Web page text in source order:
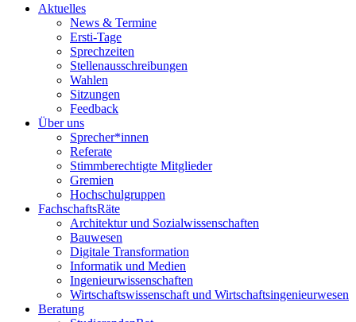
Aktuelles
News & Termine
Ersti-Tage
Sprechzeiten
Stellenausschreibungen
Wahlen
Sitzungen
Feedback
Über uns
Sprecher*innen
Referate
Stimmberechtigte Mitglieder
Gremien
Hochschulgruppen
FachschaftsRäte
Architektur und Sozialwissenschaften
Bauwesen
Digitale Transformation
Informatik und Medien
Ingenieurwissenschaften
Wirtschaftswissenschaft und Wirtschaftsingenieurwesen
Beratung